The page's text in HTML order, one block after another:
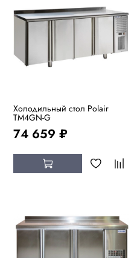
Холодильный стол Polair
TM4GN-G
74 659 ₽